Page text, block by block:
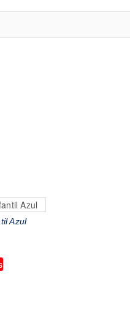
Azul
Este
produto